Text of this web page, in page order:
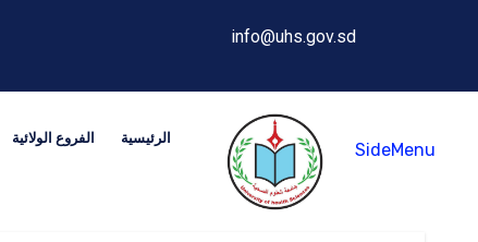
info@uhs.gov.sd
SideMenu
الرئيسية الفروع الولائية